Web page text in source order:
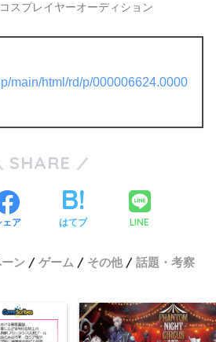
スプレイヤーオーディション
main/html/rd/p/000006624.0000
SHARE
ェア はてブ LINE
ン ゲーム その他 話題・考察